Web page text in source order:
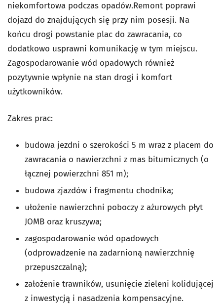
niekomfortowa podczas opadów.Remont poprawi
dojazd do znajdujących się przy nim posesji. Na
końcu drogi powstanie plac do zawracania, co
dodatkowo usprawni komunikację w tym miejscu.
Zagospodarowanie wód opadowych również
pozytywnie wpłynie na stan drogi i komfort
użytkowników.
Zakres prac:
budowa jezdni o szerokości 5 m wraz z placem do
zawracania o nawierzchni z mas bitumicznych (o
łącznej powierzchni 851 m);
budowa zjazdów i fragmentu chodnika;
ułożenie nawierzchni poboczy z ażurowych płyt
JOMB oraz kruszywa;
zagospodarowanie wód opadowych
(odprowadzenie na zadarnioną nawierzchnię
przepuszczalną);
założenie trawników, usunięcie zieleni kolidującej
z inwestycją i nasadzenia kompensacyjne.